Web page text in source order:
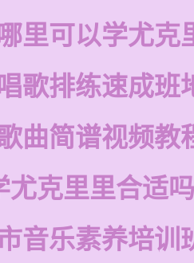
里可以学尤克
歌排练速成班
曲简谱视频教
尤克里里合适
音乐素养培训